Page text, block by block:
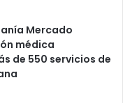
Mercado
médica
de 550 servicios de